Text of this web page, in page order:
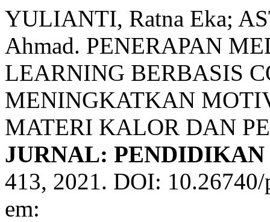
YULIANTI, Ratna Eka;
Ahmad. PENERAPAN
LEARNING BERBASIS
MENINGKATKAN
MATERI KALOR DAN
JURNAL: PENDIDIKAN
413, 2021. DOI:
em: